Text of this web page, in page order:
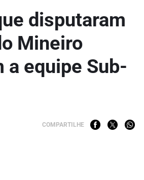
disputaram
Mineiro
a equipe Sub-
COMPARTILHE